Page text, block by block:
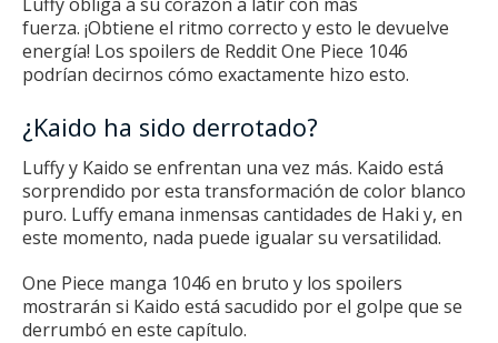
fuerza. ¡Obtiene el ritmo correcto y esto le devuelve
energía! Los spoilers de Reddit One Piece 1046
podrían decirnos cómo exactamente hizo esto.
¿Kaido ha sido derrotado?
Luffy y Kaido se enfrentan una vez más. Kaido está
sorprendido por esta transformación de color blanco
puro. Luffy emana inmensas cantidades de Haki y, en
este momento, nada puede igualar su versatilidad.
One Piece manga 1046 en bruto y los spoilers
mostrarán si Kaido está sacudido por el golpe que se
derrumbó en este capítulo.